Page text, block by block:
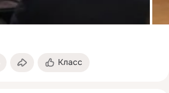
Класс